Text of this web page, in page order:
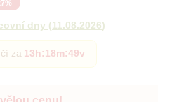
%
dny (11.08.2026)
za 13h:18m:48v